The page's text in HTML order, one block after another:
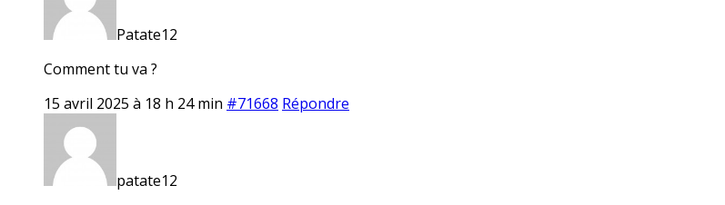
Patate12
Comment tu va ?
15 avril 2025 à 18 h 24 min #71668 Répondre
patate12